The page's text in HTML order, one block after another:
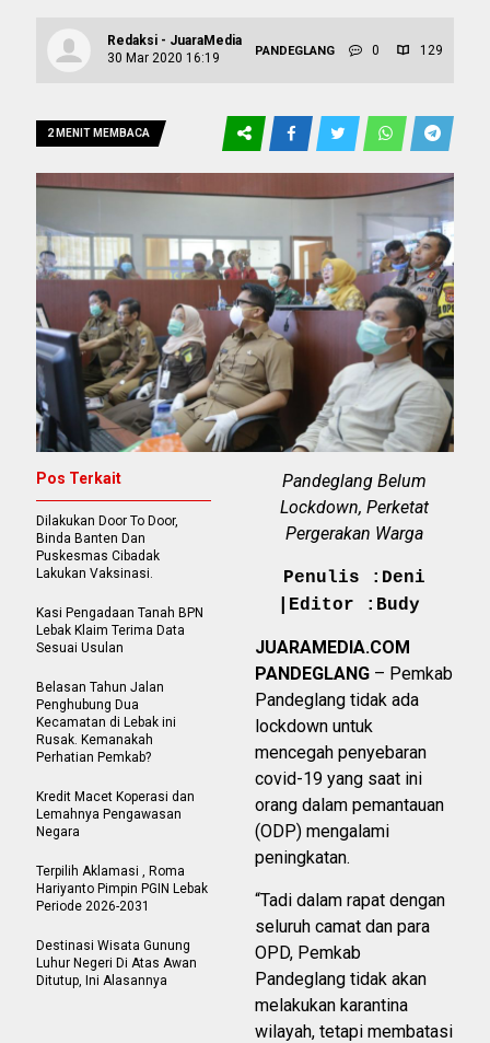
Redaksi - JuaraMedia
30 Mar 2020 16:19
PANDEGLANG 0 129
2 MENIT MEMBACA
Pandeglang Belum
Lockdown, Perketat
Pergerakan Warga
Penulis :Deni
|Editor :Budy
JUARAMEDIA.COM
PANDEGLANG – Pemkab
Pandeglang tidak ada
lockdown untuk
mencegah penyebaran
covid-19 yang saat ini
orang dalam pemantauan
(ODP) mengalami
peningkatan.
“Tadi dalam rapat dengan
seluruh camat dan para
OPD, Pemkab
Pandeglang tidak akan
melakukan karantina
wilayah, tetapi membatasi
Pos Terkait
Dilakukan Door To Door,
Binda Banten Dan
Puskesmas Cibadak
Lakukan Vaksinasi.
Kasi Pengadaan Tanah BPN
Lebak Klaim Terima Data
Sesuai Usulan
Belasan Tahun Jalan
Penghubung Dua
Kecamatan di Lebak ini
Rusak. Kemanakah
Perhatian Pemkab?
Kredit Macet Koperasi dan
Lemahnya Pengawasan
Negara
Terpilih Aklamasi , Roma
Hariyanto Pimpin PGIN Lebak
Periode 2026-2031
Destinasi Wisata Gunung
Luhur Negeri Di Atas Awan
Ditutup, Ini Alasannya